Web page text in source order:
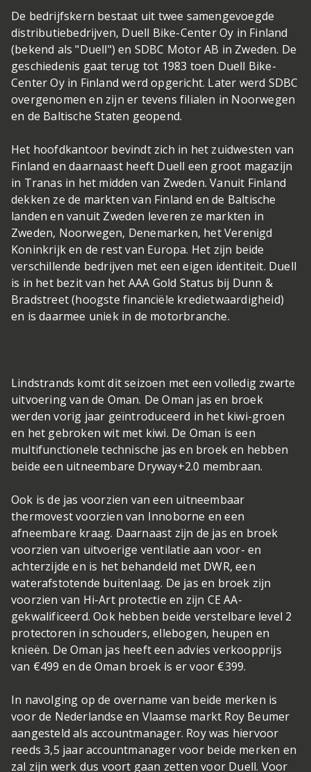
De bedrijfskern bestaat uit twee samengevoegde
distributiebedrijven, Duell Bike-Center Oy in Finland
(bekend als "Duell") en SDBC Motor AB in Zweden. De
geschiedenis gaat terug tot 1983 toen Duell Bike-
Center Oy in Finland werd opgericht. Later werd SDBC
overgenomen en zijn er tevens filialen in Noorwegen
en de Baltische Staten geopend.
Het hoofdkantoor bevindt zich in het zuidwesten van
Finland en daarnaast heeft Duell een groot magazijn
in Tranas in het midden van Zweden. Vanuit Finland
dekken ze de markten van Finland en de Baltische
landen en vanuit Zweden leveren ze markten in
Zweden, Noorwegen, Denemarken, het Verenigd
Koninkrijk en de rest van Europa. Het zijn beide
verschillende bedrijven met een eigen identiteit. Duell
is in het bezit van het AAA Gold Status bij Dunn &
Bradstreet (hoogste financiële kredietwaardigheid)
en is daarmee uniek in de motorbranche.
Lindstrands komt dit seizoen met een volledig zwarte
uitvoering van de Oman. De Oman jas en broek
werden vorig jaar geïntroduceerd in het kiwi-groen
en het gebroken wit met kiwi. De Oman is een
multifunctionele technische jas en broek en hebben
beide een uitneembare Dryway+2.0 membraan.
Ook is de jas voorzien van een uitneembaar
thermovest voorzien van Innoborne en een
afneembare kraag. Daarnaast zijn de jas en broek
voorzien van uitvoerige ventilatie aan voor- en
achterzijde en is het behandeld met DWR, een
waterafstotende buitenlaag. De jas en broek zijn
voorzien van Hi-Art protectie en zijn CE AA-
gekwalificeerd. Ook hebben beide verstelbare level 2
protectoren in schouders, ellebogen, heupen en
knieën. De Oman jas heeft een advies verkoopprijs
van €499 en de Oman broek is er voor €399.
In navolging op de overname van beide merken is
voor de Nederlandse en Vlaamse markt Roy Beumer
aangesteld als accountmanager. Roy was hiervoor
reeds 3,5 jaar accountmanager voor beide merken en
zal zijn werk dus voort gaan zetten voor Duell. Voor